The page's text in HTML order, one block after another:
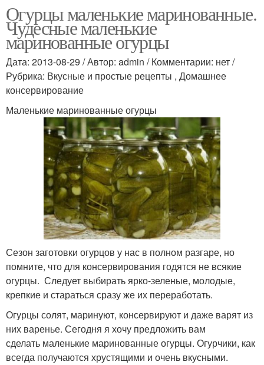
Огурцы маленькие маринованные.
Чудесные маленькие
маринованные огурцы
Дата: 2013-08-29 / Автор: admin / Комментарии: нет /
Рубрика: Вкусные и простые рецепты , Домашнее
консервирование
Маленькие маринованные огурцы
Сезон заготовки огурцов у нас в полном разгаре, но
помните, что для консервирования годятся не всякие
огурцы. Следует выбирать ярко-зеленые, молодые,
крепкие и стараться сразу же их переработать.
Огурцы солят, маринуют, консервируют и даже варят из
них варенье. Сегодня я хочу предложить вам
сделать маленькие маринованные огурцы. Огурчики, как
всегда получаются хрустящими и очень вкусными.